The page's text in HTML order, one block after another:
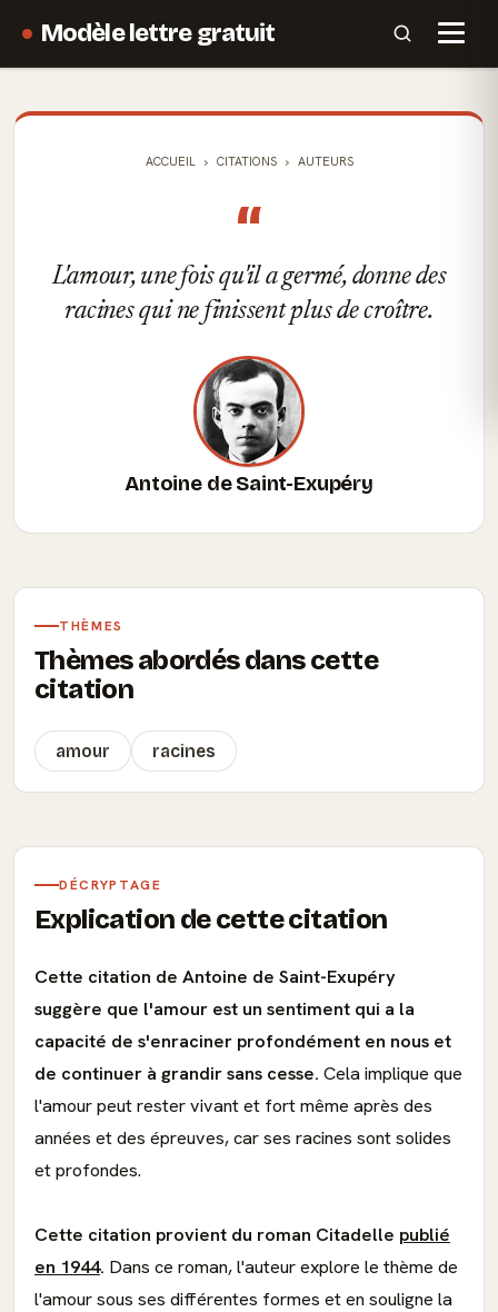
Modèle lettre gratuit
ACCUEIL CITATIONS AUTEURS
“
L'amour, une fois qu'il a germé, donne des
racines qui ne finissent plus de croître.
Antoine de Saint-Exupéry
THÈMES
Thèmes abordés dans cette
citation
amour racines
DÉCRYPTAGE
Explication de cette citation
Cette citation de Antoine de Saint-Exupéry
suggère que l'amour est un sentiment qui a la
capacité de s'enraciner profondément en nous et
de continuer à grandir sans cesse. Cela implique que
l'amour peut rester vivant et fort même après des
années et des épreuves, car ses racines sont solides
et profondes.
Cette citation provient du roman Citadelle publié
en 1944. Dans ce roman, l'auteur explore le thème de
l'amour sous ses différentes formes et en souligne la